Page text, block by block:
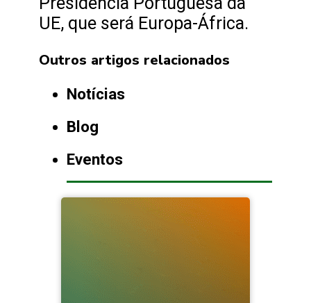
UE, que será Europa-África.
Outros artigos relacionados
Notícias
Blog
Eventos